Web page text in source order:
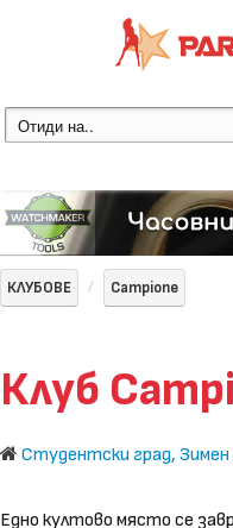
КЛУБОВЕ Campione
Клуб
Студентски град,
Едно култово място се